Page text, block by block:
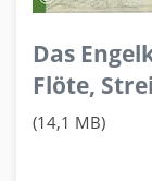
Das
Flöte,
(14,1 MB)